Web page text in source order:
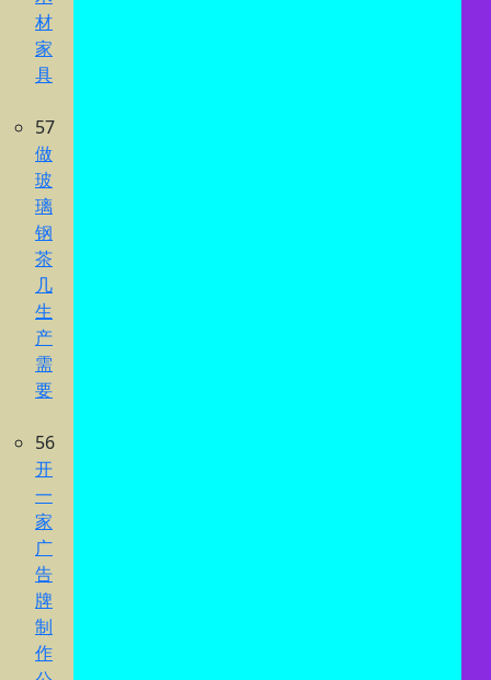
材
家
具
57
做
玻
璃
钢
茶
几
生
产
需
要
56
开
一
家
广
告
牌
制
作